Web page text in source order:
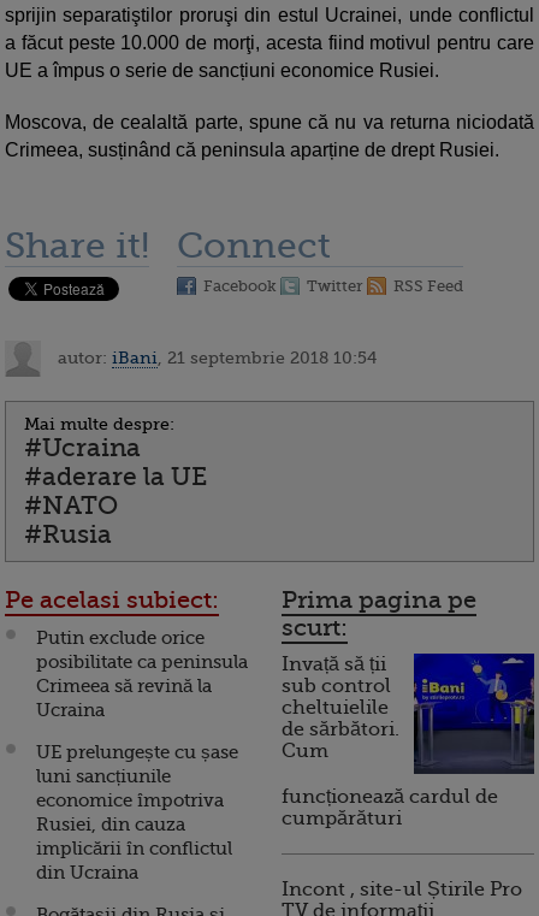
sprijin separatiştilor proruşi din estul Ucrainei, unde conflictul
a făcut peste 10.000 de morţi, acesta fiind motivul pentru care
UE a împus o serie de sancțiuni economice Rusiei.
Moscova, de cealaltă parte, spune că nu va returna niciodată
Crimeea, susținând că peninsula aparține de drept Rusiei.
Share it! Connect
Facebook Twitter RSS Feed
autor: iBani , 21 septembrie 2018 10:54
Mai multe despre:
#Ucraina
#aderare la UE
#NATO
#Rusia
Pe acelasi subiect:
Putin exclude orice
posibilitate ca peninsula
Crimeea să revină la
Ucraina
UE prelungește cu șase
luni sancțiunile
economice împotriva
Rusiei, din cauza
implicării în conflictul
din Ucraina
Prima pagina pe
scurt:
Invață să ții
sub control
cheltuielile
de sărbători.
Cum
funcționează cardul de
cumpărături
Incont , site-ul Știrile Pro
TV de informații